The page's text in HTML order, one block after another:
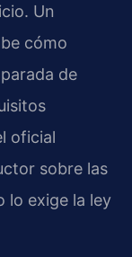
Un
cómo
de
oficial
sobre las
lo exige la ley